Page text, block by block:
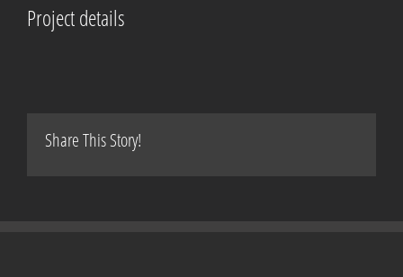
Project details
Share This Story!